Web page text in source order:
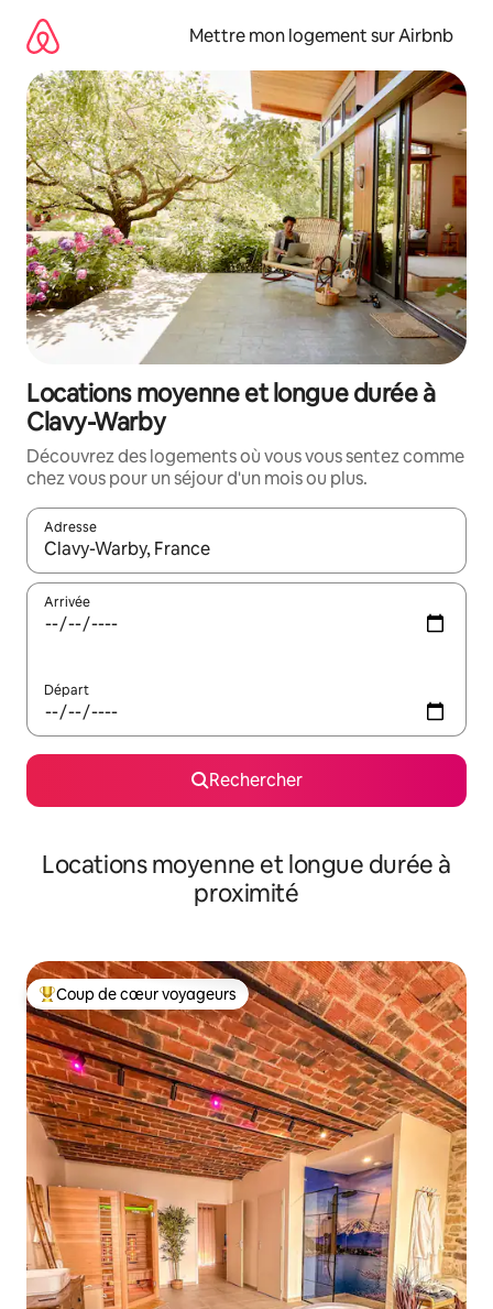
directement
contenu
Mettre mon logement sur Airbnb
Locations moyenne et longue durée à
Clavy-Warby
Découvrez des logements où vous vous sentez comme
chez vous pour un séjour d'un mois ou plus.
Adresse
Lorsque les résultats s'affichent, utilisez les flèches vers le
Arrivée
Départ
Rechercher
Locations moyenne et longue durée à
proximité
Coups de cœur voyageurs les plus appréciés
Coup de cœur voyageurs